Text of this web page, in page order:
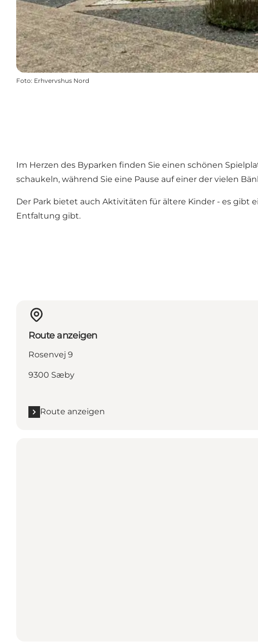
Foto: Erhvervshus Nord
Im Herzen des Byparken finden Sie einen schönen
schaukeln, während Sie eine Pause auf einer der vielen
Der Park bietet auch Aktivitäten für ältere Kinder - es gibt
Entfaltung gibt.
Route anzeigen
Rosenvej 9
9300 Sæby
Route anzeigen